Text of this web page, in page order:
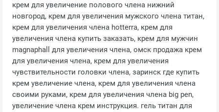
крем для увеличение полового члена нижний
новгород, крем для увеличения мужского члена титан,
крем для увеличения члена hotterra, крем для
увеличения члена купить заказать, крем для мужчин
magnaphall для увеличения члена, омск продажа крем
для увеличения члена, крем для увеличения
чувствительности головки члена, заринск где купить
крем увеличение члена, крем для увеличения члена
своими руками, крем для увеличения члена big pen,
увеличение члена крем инструкция. гель титан для